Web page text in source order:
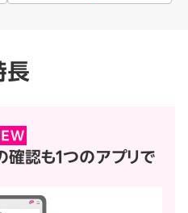
長
確認も1つのアプリで